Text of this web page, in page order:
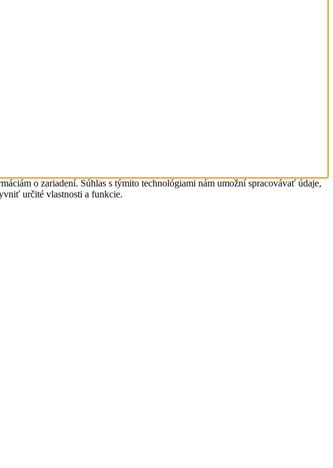
o zariadení. Súhlas s týmito technológiami nám umožní spracovávať údaje,
určité vlastnosti a funkcie.